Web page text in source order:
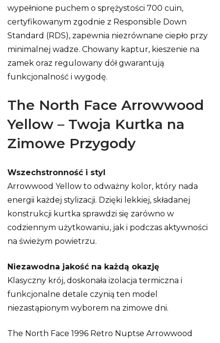
wypełnione puchem o sprężystości 700 cuin,
certyfikowanym zgodnie z Responsible Down
Standard (RDS), zapewnia niezrównane ciepło przy
minimalnej wadze. Chowany kaptur, kieszenie na
zamek oraz regulowany dół gwarantują
funkcjonalność i wygodę.
The North Face Arrowwood
Yellow – Twoja Kurtka na
Zimowe Przygody
Wszechstronność i styl
Arrowwood Yellow to odważny kolor, który nada
energii każdej stylizacji. Dzięki lekkiej, składanej
konstrukcji kurtka sprawdzi się zarówno w
codziennym użytkowaniu, jak i podczas aktywności
na świeżym powietrzu.
Niezawodna jakość na każdą okazję
Klasyczny krój, doskonała izolacja termiczna i
funkcjonalne detale czynią ten model
niezastąpionym wyborem na zimowe dni.
The North Face 1996 Retro Nuptse Arrowwood